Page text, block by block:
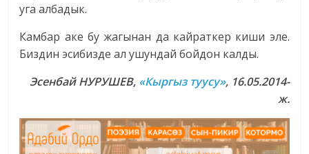
уга албадык.
Камбар аке бу жагынан да кайраткер киши эле.
Биздин эсибизде ал ушундай бойдон калды.
Эсенбай НУРУШЕВ, «Кыргыз туусу», 16.05.2014-
ж.